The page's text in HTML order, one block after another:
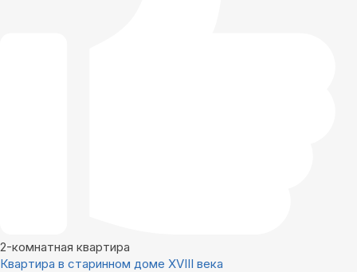
2-комнатная квартира
Квартира в старинном доме ХVIII века